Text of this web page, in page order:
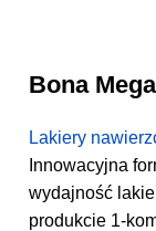
Bona
Lakiery
Innowacyjna
wydajność
produkcie 1-